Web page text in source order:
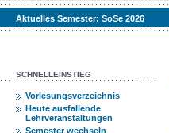
Aktuelles Semester: SoSe 2026
SCHNELLEINSTIEG
Vorlesungsverzeichnis
Heute ausfallende
Lehrveranstaltungen
Semester wechseln